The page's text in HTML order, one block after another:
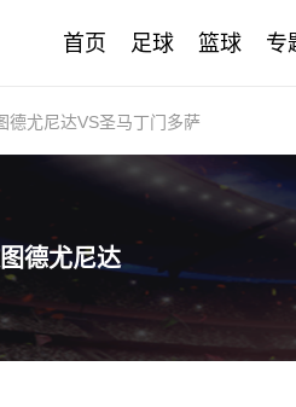
首页 足球 篮球 专
德尤尼达VS圣马丁门多萨
德尤尼达